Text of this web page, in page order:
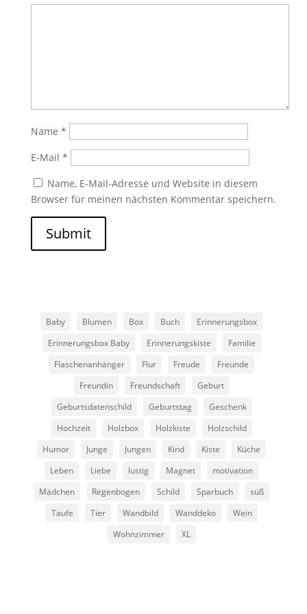
Name *
E-Mail *
Name, E-Mail-Adresse und Website in diesem
Browser für meinen nächsten Kommentar speichern.
Submit
Baby Blumen Box Buch
Erinnerungsbox
Erinnerungsbox Baby
Erinnerungskiste
Familie
Flaschenanhänger
Flur Freude
Freunde
Freundin
Freundschaft
Geburt
Geburtsdatenschild
Geburtstag
Geschenk
Hochzeit
Holzbox Holzkiste
Holzschild
Humor
Junge Jungen Kind Kiste
Küche
Leben
Liebe lustig Magnet
motivation
Mädchen
Regenbogen Schild Sparbuch
süß
Taufe
Tier Wandbild Wanddeko
Wein
Wohnzimmer
XL